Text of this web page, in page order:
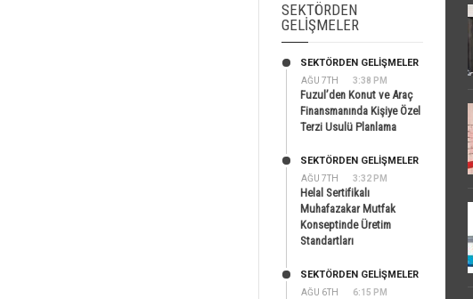
SEKTÖRDEN
GELIŞMELER
AĞU 7TH 3:38 PM
SEKTÖRDEN GELIŞMELER
Fuzul’den Konut ve Araç
Finansmanında Kişiye Özel
Terzi Usulü Planlama
AĞU 7TH 3:32 PM
SEKTÖRDEN GELIŞMELER
Helal Sertifikalı
Muhafazakar Mutfak
Konseptinde Üretim
Standartları
AĞU 6TH 6:15 PM
SEKTÖRDEN GELIŞMELER